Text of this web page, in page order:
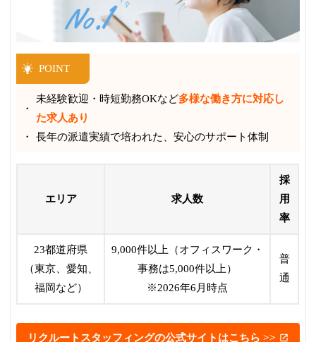
POINT
未経験歓迎・時短勤務OKなど多様な働き方に対応し
た求人あり
長年の派遣実績で培われた、安心のサポート体制
エリア 求人数
採
用
率
23都道府県
（東京、愛知、
福岡など）
9,000件以上（オフィスワーク・
事務は5,000件以上）
※2026年6月時点
普
通
リクルートスタッフィングの公式サイトはこちら >>